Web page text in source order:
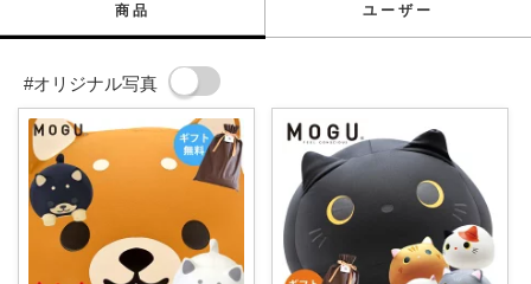
商品 ユーザー
#オリジナル写真